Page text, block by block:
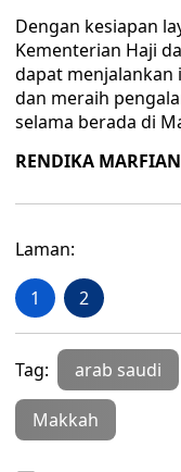
Dengan kesiapan
Kementerian Haji
dapat menjalankan
dan meraih
selama berada di
RENDIKA
Laman:
1 2
Tag: arab saudi
Makkah